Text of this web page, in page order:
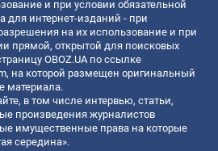
и при условии обязательной
для интернет-изданий - при
на их использование и при
прямой, открытой для поисковых
OBOZ.UA по ссылке
, на которой размещен оригинальный
материала.
в том числе интервью, статьи,
произведения журналистов
имущественные права на которые
середина».